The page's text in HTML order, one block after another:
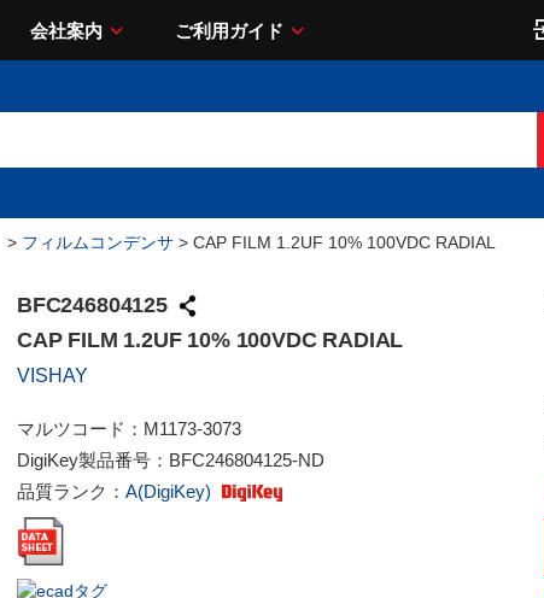
会社案内 ご利用ガイド
> フィルムコンデンサ > CAP FILM 1.2UF 10% 100VDC RADIAL
BFC246804125
CAP FILM 1.2UF 10% 100VDC RADIAL
VISHAY
マルツコード： M1173-3073
DigiKey製品番号： BFC246804125-ND
品質ランク： A(DigiKey)